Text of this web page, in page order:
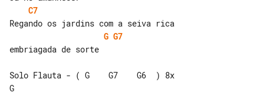
C7
G G7
embriagada de sorte
Solo Flauta - ( G    G7    G6  ) 8x
G